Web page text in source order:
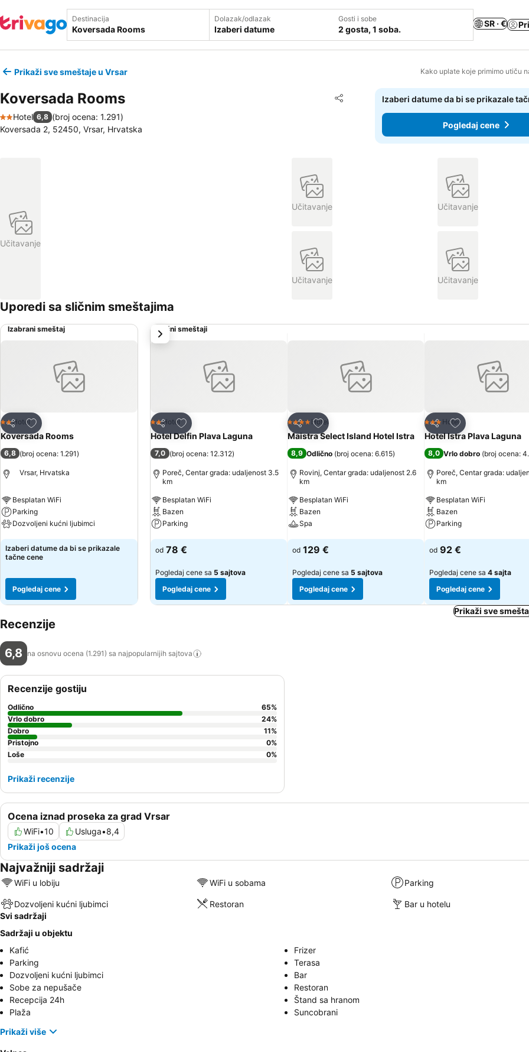
Destinacija Dolazak/odlazak
Izaberi datume
Gosti i sobe
2 gosta, 1 soba.
SR · €
Prikaži sve smeštaje u Vrsar Kako uplate koje primimo utiču
Koversada Rooms Deli
Dodati u favorite
2 Zvezdice
Hotel 6,8 (broj ocena: 1.291)
Koversada 2, 52450, Vrsar, Hrvatska
Izaberi datume da bi se prikazale
Pogledaj cene
Učitavanje
Učitavanje Učitavanje
Učitavanje Učitavanje
Uporedi sa sličnim smeštajima
Izabrani smeštaj
Deli
Dodati u favorite
2 Zvezdice
Hotel
Koversada Rooms
6,8 (broj ocena: 1.291)
Vrsar, Hrvatska
Besplatan WiFi
Parking
Dozvoljeni kućni ljubimci
Pogledaj cene
Izaberi datume da bi se prikazale
tačne cene
Pogledaj cene
Slični smeštaji
Deli
Dodati u favorite
2 Zvezdice
Hotel
Hotel Delfin Plava Laguna
7,0 (broj ocena: 12.312)
Poreč, Centar grada: udaljenost 3.5
km
Besplatan WiFi
Bazen
Parking
Pogledaj cene
od 78 €
Pogledaj cene sa 5 sajtova
Pogledaj cene
Deli
Dodati u favorite
4 Zvezdice
Hotel
Maistra Select Island Hotel Istra
8,9 Odlično (broj ocena: 6.615)
Rovinj, Centar grada: udaljenost 2.6
km
Besplatan WiFi
Bazen
Spa
Pogledaj cene
od 129 €
Pogledaj cene sa 5 sajtova
Pogledaj cene
Deli
Dodati u favorite
3 Zvezdice
Hotel
Hotel Istra Plava Laguna
8,0 Vrlo dobro (broj ocena:
Poreč, Centar grada:
km
Besplatan WiFi
Bazen
Parking
Pogledaj cene
od 92 €
Pogledaj cene sa 4 sajta
Pogledaj cene
sledeće
Prikaži sve
Recenzije
6,8 na osnovu ocena (1.291) sa najpopularnijih sajtova
Ocena iznad proseka za grad Vrsar
WiFi•10 Usluga•8,4
Prikaži još ocena
Recenzije gostiju
Odlično 65%
Vrlo dobro
24%
Dobro
11%
Pristojno
0%
Loše
0%
Prikaži recenzije
Najvažniji sadržaji
WiFi u lobiju WiFi u sobama Parking
Dozvoljeni kućni ljubimci Restoran
Bar u hotelu
Svi sadržaji
Sadržaji u objektu
Kafić
Frizer
Parking
Terasa
Dozvoljeni kućni ljubimci
Bar
Sobe za nepušače
Restoran
Recepcija 24h
Štand sa hranom
Plaža
Suncobrani
Prikaži više